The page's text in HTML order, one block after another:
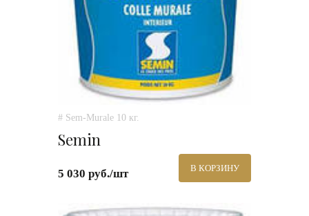
# Sem-Murale 10 кг.
Semin
5 030 руб./шт В КОРЗИНУ